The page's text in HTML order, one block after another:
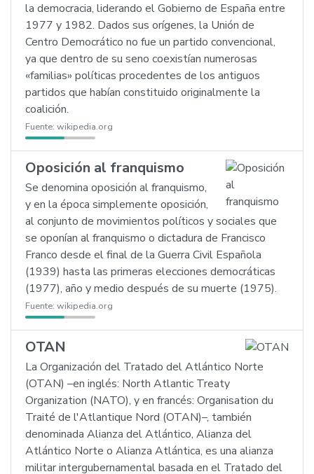
la democracia, liderando el Gobierno de España entre
1977 y 1982. Dados sus orígenes, la Unión de
Centro Democrático no fue un partido convencional,
ya que dentro de su seno coexistían numerosas
«familias» políticas procedentes de los antiguos
partidos que habían constituido originalmente la
coalición.
Fuente: wikipedia.org
Oposición al franquismo
Se denomina oposición al franquismo,
y en la época simplemente oposición,
al conjunto de movimientos políticos y sociales que
se oponían al franquismo o dictadura de Francisco
Franco desde el final de la Guerra Civil Española
(1939) hasta las primeras elecciones democráticas
(1977), año y medio después de su muerte (1975).
Fuente: wikipedia.org
OTAN
La Organización del Tratado del Atlántico Norte
(OTAN) –en inglés: North Atlantic Treaty
Organization (NATO), y en francés: Organisation du
Traité de l'Atlantique Nord (OTAN)–, también
denominada Alianza del Atlántico, Alianza del
Atlántico Norte o Alianza Atlántica, es una alianza
militar intergubernamental basada en el Tratado del